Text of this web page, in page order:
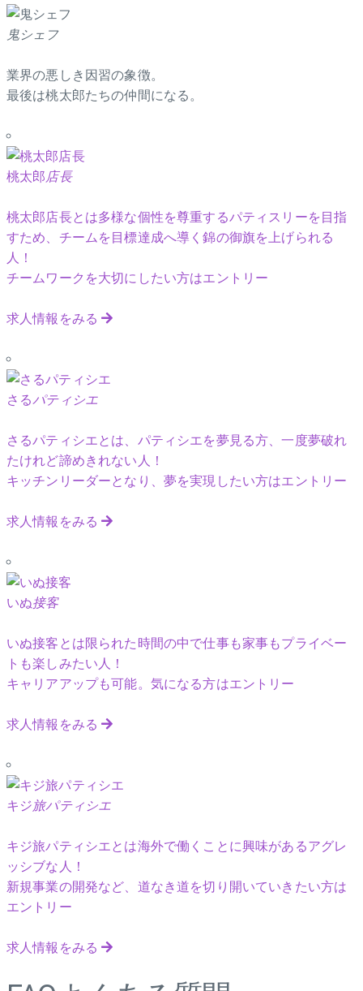
鬼シェフ
業界の悪しき因習の象徴。
最後は桃太郎たちの仲間になる。
桃太郎店長
桃太郎店長とは多様な個性を尊重するパティスリーを目指
すため、チームを目標達成へ導く錦の御旗を上げられる
人！
チームワークを大切にしたい方はエントリー
求人情報をみる
さるパティシエ
さるパティシエとは、パティシエを夢見る方、一度夢破れ
たけれど諦めきれない人！
キッチンリーダーとなり、夢を実現したい方はエントリー
求人情報をみる
いぬ接客
いぬ接客とは限られた時間の中で仕事も家事もプライベー
トも楽しみたい人！
キャリアアップも可能。気になる方はエントリー
求人情報をみる
キジ旅パティシエ
キジ旅パティシエとは海外で働くことに興味があるアグレ
ッシブな人！
新規事業の開発など、道なき道を切り開いていきたい方は
エントリー
求人情報をみる